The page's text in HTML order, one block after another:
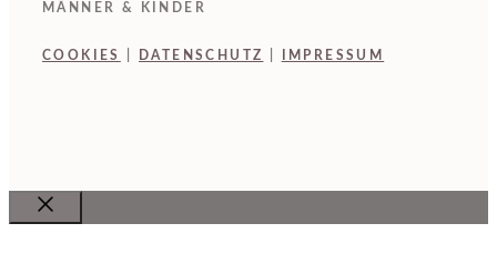
MÄNNER & KINDER
COOKIES DATENSCHUTZ IMPRESSUM